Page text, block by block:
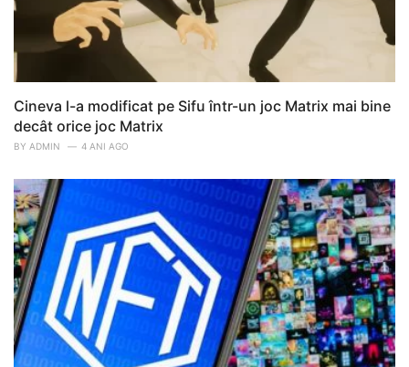
Cineva l-a modificat pe Sifu într-un joc Matrix mai bine
decât orice joc Matrix
BY ADMIN 4 ANI AGO